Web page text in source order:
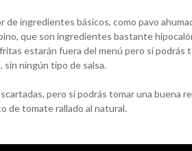
de ingredientes básicos, como pavo
que son ingredientes bastante
estarán fuera del menú pero sí podrás
sin ningún tipo de salsa.
pero sí podrás tomar una buena
de tomate rallado al natural.